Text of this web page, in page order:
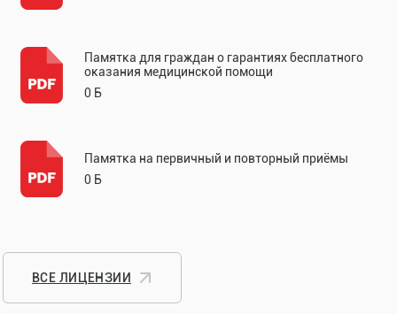
Памятка для граждан о гарантиях бесплатного
оказания медицинской помощи
0 Б
Памятка на первичный и повторный приёмы
0 Б
ВСЕ ЛИЦЕНЗИИ